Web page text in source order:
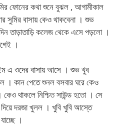
ফোনের কথা শুনে বুঝল , আগামীকাল
সুমির বাসায় কেও থাকবেনা । শুভ
তাড়াতাড়ি কলেজ থেকে এসে পড়লো ।
।
এ ওদের বাসায় আসে । শুভ খুব
। কান পেতে শুনল বসবার ঘরে কেও
থাকলে নিশ্চিত সাউন্ড হতো । সে
দরজা খুলল । খুবি খুবি আস্তে
।